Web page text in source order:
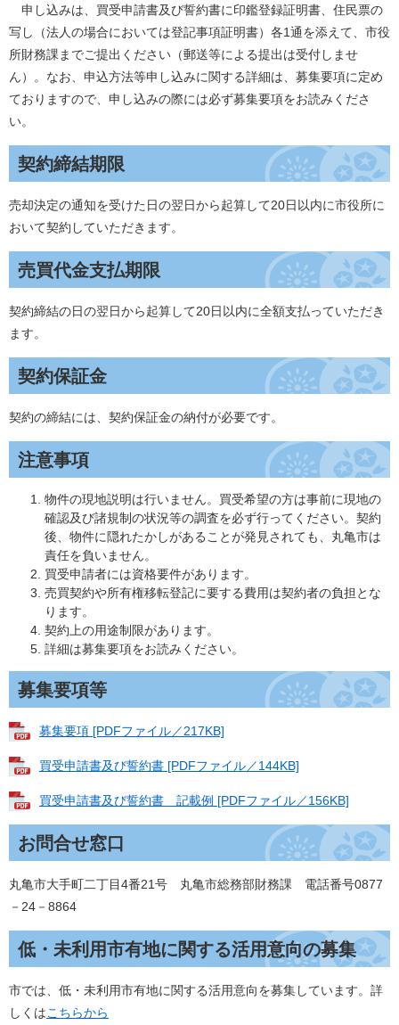
申し込みは、買受申請書及び誓約書に印鑑登録証明書、住民票の
写し（法人の場合においては登記事項証明書）各1通を添えて、市役
所財務課までご提出ください（郵送等による提出は受付しませ
ん）。なお、申込方法等申し込みに関する詳細は、募集要項に定め
ておりますので、申し込みの際には必ず募集要項をお読みくださ
い。
契約締結期限
売却決定の通知を受けた日の翌日から起算して20日以内に市役所に
おいて契約していただきます。
売買代金支払期限
契約締結の日の翌日から起算して20日以内に全額支払っていただき
ます。
契約保証金
契約の締結には、契約保証金の納付が必要です。
注意事項
物件の現地説明は行いません。買受希望の方は事前に現地の
確認及び諸規制の状況等の調査を必ず行ってください。契約
後、物件に隠れたかしがあることが発見されても、丸亀市は
責任を負いません。
買受申請者には資格要件があります。
売買契約や所有権移転登記に要する費用は契約者の負担とな
ります。
契約上の用途制限があります。
詳細は募集要項をお読みください。
募集要項等
募集要項 [PDFファイル／217KB]
買受申請書及び誓約書 [PDFファイル／144KB]
買受申請書及び誓約書 記載例 [PDFファイル／156KB]
お問合せ窓口
丸亀市大手町二丁目4番21号 丸亀市総務部財務課 電話番号0877
－24－8864
低・未利用市有地に関する活用意向の募集
市では、低・未利用市有地に関する活用意向を募集しています。詳
しくはこちらから